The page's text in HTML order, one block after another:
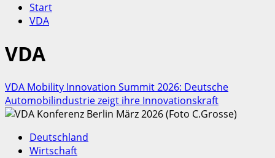
Start
VDA
VDA
VDA Mobility Innovation Summit 2026: Deutsche
Automobilindustrie zeigt ihre Innovationskraft
Deutschland
Wirtschaft